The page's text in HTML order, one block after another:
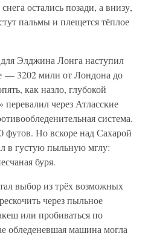
остались позади, а внизу,
пальмы и плещется тёплое
Элджина Лонга наступил
— 3202 мили от Лондона до
как назло, глубокой
перевалил через Атласские
система.
футов. Но вскоре над Сахарой
в густую пыльную мглу:
буря.
выбор из трёх возможных
через пыльное
или пробиваться по
обледеневшая машина могла